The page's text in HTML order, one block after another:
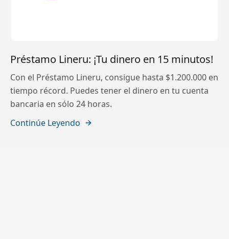
Préstamo Lineru: ¡Tu dinero en 15 minutos!
Con el Préstamo Lineru, consigue hasta $1.200.000 en
tiempo récord. Puedes tener el dinero en tu cuenta
bancaria en sólo 24 horas.
Continúe Leyendo